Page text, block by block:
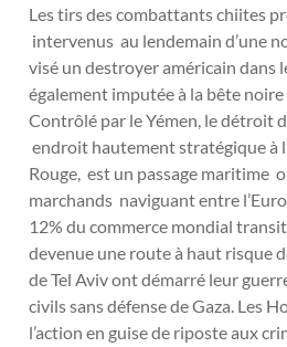
Les tirs des combattants chiites
intervenus au lendemain d’une
visé un destroyer américain dans
également imputée à la bête
Contrôlé par le Yémen, le détroit
endroit hautement stratégique à
Rouge, est un passage maritime
marchands naviguant entre
12% du commerce mondial
devenue une route à haut risque
de Tel Aviv ont démarré leur
civils sans défense de Gaza. Les
l’action en guise de riposte aux